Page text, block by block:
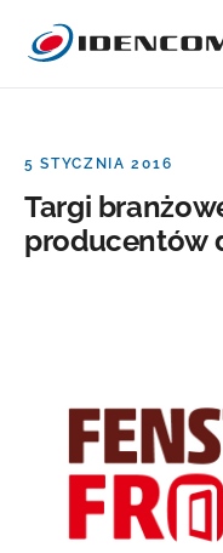
5 STYCZNIA 2016
Targi
producentów